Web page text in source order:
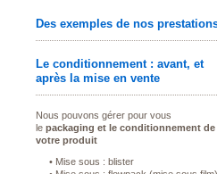
Des exemples de nos
Le conditionnement : avant, et
après la mise en vente
Nous pouvons gérer pour vous
le packaging et le conditionnement de
votre produit
• Mise sous : blister